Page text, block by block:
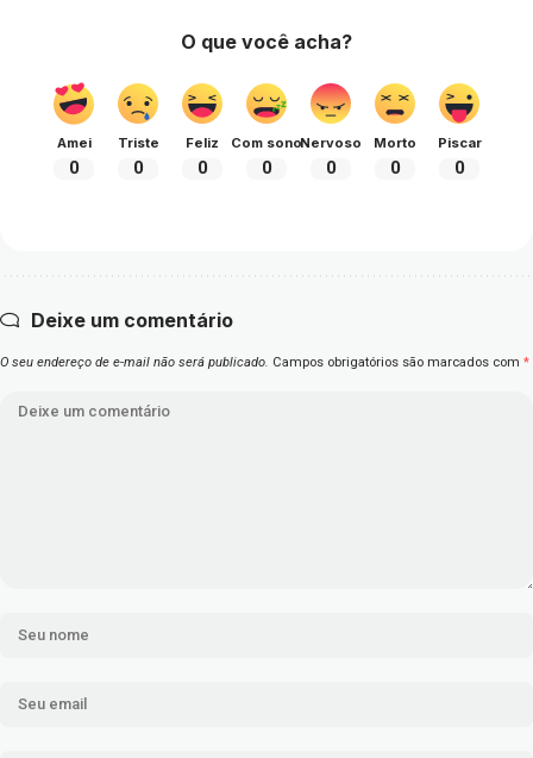
O que você acha?
Amei
0
Triste
0
Feliz
0
Com sono
0
Nervoso
0
Morto
0
Piscar
0
Deixe um comentário
O seu endereço de e-mail não será publicado. Campos obrigatórios são marcados com *